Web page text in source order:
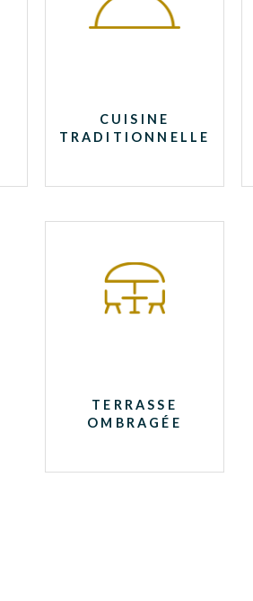
CUISINE
TRADITIONNELLE
TERRASSE
OMBRAGÉE